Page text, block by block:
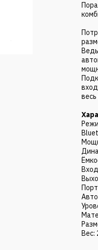
Вес: